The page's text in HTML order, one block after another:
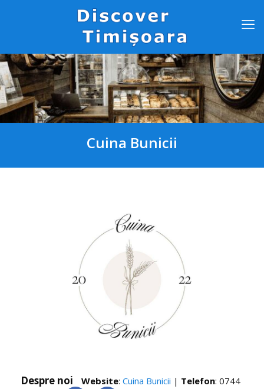
Cuina Bunicii
Despre noi Website: Cuina Bunicii | Telefon: 0744